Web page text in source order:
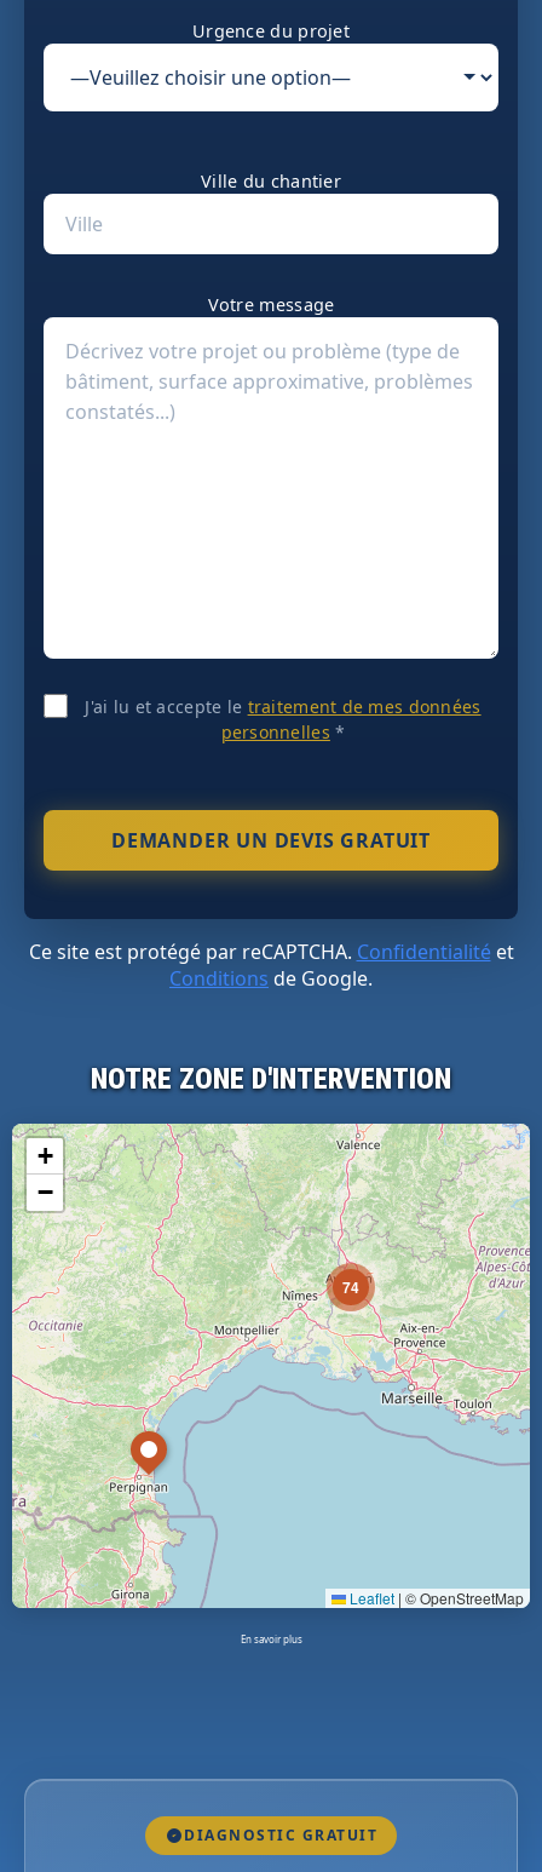
Urgence du projet
Ville du chantier
Votre message
J'ai lu et accepte le traitement de mes données
personnelles *
Ce site est protégé par reCAPTCHA. Confidentialitéet
Conditions de Google.
NOTRE ZONE D'INTERVENTION
74
+
−
Leaflet | © OpenStreetMap
En savoir plus
DIAGNOSTIC GRATUIT